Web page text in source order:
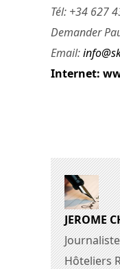
Tél: +34 627
Demander
Email:
Internet:
JEROME
Hôteliers